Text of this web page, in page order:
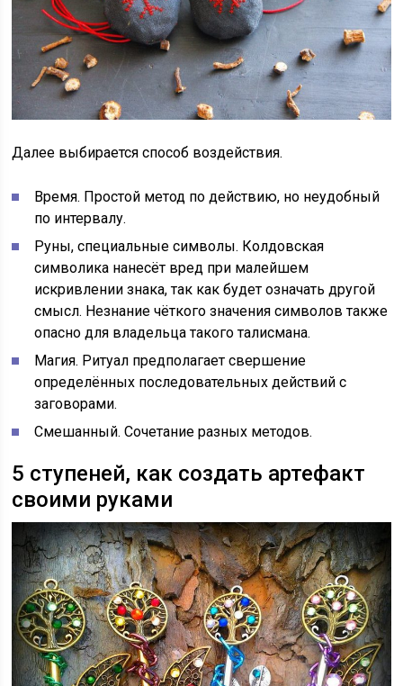
Далее выбирается способ воздействия.
Время. Простой метод по действию, но неудобный
по интервалу.
Руны, специальные символы. Колдовская
символика нанесёт вред при малейшем
искривлении знака, так как будет означать другой
смысл. Незнание чёткого значения символов также
опасно для владельца такого талисмана.
Магия. Ритуал предполагает свершение
определённых последовательных действий с
заговорами.
Смешанный. Сочетание разных методов.
5 ступеней, как создать артефакт
своими руками